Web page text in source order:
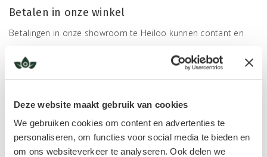
Deze website maakt gebruik van cookies
We gebruiken cookies om content en advertenties te
personaliseren, om functies voor social media te bieden en
om ons websiteverkeer te analyseren. Ook delen we
Betalen in onze winkel
Betalingen in onze showroom te Heiloo kunnen contant en